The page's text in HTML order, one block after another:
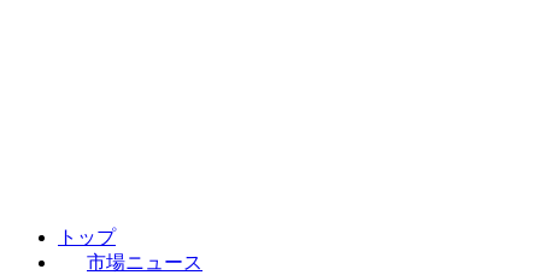
トップ
市場ニュース